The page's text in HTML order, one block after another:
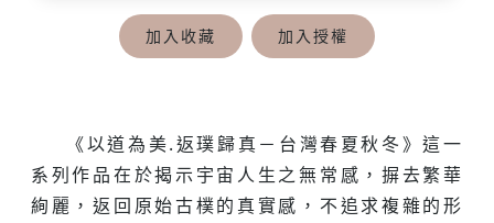
加入收藏 加入授權
《以道為美.返璞歸真－台灣春夏秋冬》這一
系列作品在於揭示宇宙人生之無常感，摒去繁華
絢麗，返回原始古樸的真實感，不追求複雜的形